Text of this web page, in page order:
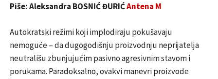
Piše: Aleksandra BOSNIĆ ĐURIĆAntena M
Autokratski režimi koji implodiraju pokušavaju
nemoguće – da dugogodišnju proizvodnju neprijatelja
neutrališu zbunjujućim pasivno agresivnim stavom i
porukama. Paradoksalno, ovakvi manevri proizvode